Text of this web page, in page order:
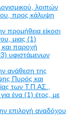
λοιπών
προς κάλυψη
είκοσι
μιας (1)
και παροχή
υφιστάμενων
ανάθεση της
Πυρός και
των Τ.Π.ΑΣ.,
ένα (1) έτος, με
επιλογή αναδόχου